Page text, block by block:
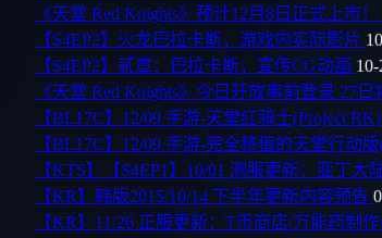
《天堂 Red Knights》预计12月8日正式上市！
【S4EP2】火龙巴拉卡斯，游戏内实际影片
【S4EP2】贰章：巴拉卡斯，宣传CG动画
《天堂 Red Knights》今日开放事前登录 27
【BL17C】12/09 手游-天堂红骑士(Project RK)
【BL17C】12/09 手游-完全移植的天堂行动
【KTS】【S4EP1】10/01 测服更新：亚丁
【KR】韩版2015/10/14 下半年更新内容预告
【KR】11/26 正服更新：T币商店/万能药制